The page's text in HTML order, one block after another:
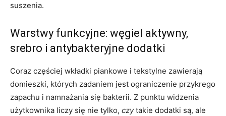
suszenia.
Warstwy funkcyjne: węgiel aktywny,
srebro i antybakteryjne dodatki
Coraz częściej wkładki piankowe i tekstylne zawierają
domieszki, których zadaniem jest ograniczenie przykrego
zapachu i namnażania się bakterii. Z punktu widzenia
użytkownika liczy się nie tylko, czytakie dodatki są, ale